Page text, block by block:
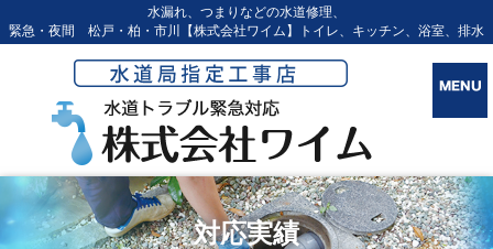
水漏れ、つまりなどの水道修理、
緊急・夜間 松戸・柏・市川【株式会社ワイム】トイレ、キッチン、浴室、排水
対応実績